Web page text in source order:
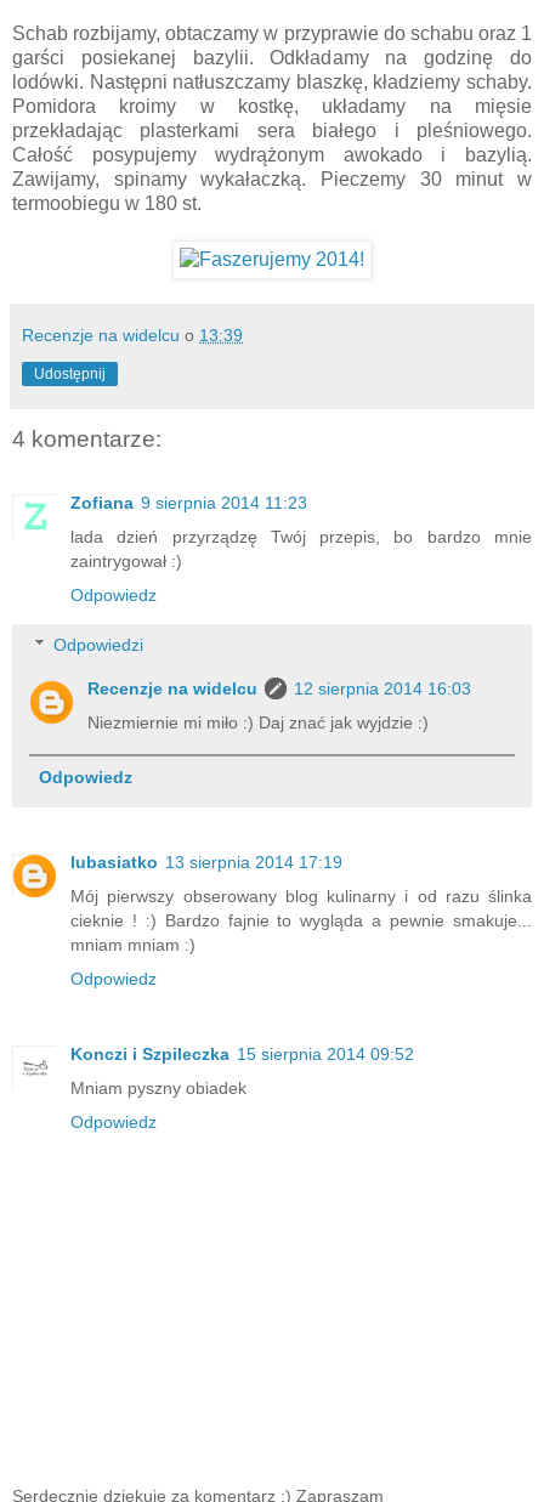
Schab rozbijamy, obtaczamy w przyprawie do schabu oraz 1
garści posiekanej bazylii. Odkładamy na godzinę do
lodówki. Następni natłuszczamy blaszkę, kładziemy schaby.
Pomidora kroimy w kostkę, układamy na mięsie
przekładając plasterkami sera białego i pleśniowego.
Całość posypujemy wydrążonym awokado i bazylią.
Zawijamy, spinamy wykałaczką. Pieczemy 30 minut w
termoobiegu w 180 st.
Recenzje na widelcu o 13:39
Udostępnij
4 komentarze:
Zofiana 9 sierpnia 2014 11:23
lada dzień przyrządzę Twój przepis, bo bardzo mnie
zaintrygował :)
Odpowiedz
Odpowiedzi
Recenzje na widelcu
12 sierpnia 2014 16:03
Niezmiernie mi miło :) Daj znać jak wyjdzie :)
Odpowiedz
lubasiatko 13 sierpnia 2014 17:19
Mój pierwszy obserowany blog kulinarny i od razu ślinka
cieknie ! :) Bardzo fajnie to wygląda a pewnie smakuje...
mniam mniam :)
Odpowiedz
Konczi i Szpileczka 15 sierpnia 2014 09:52
Mniam pyszny obiadek
Odpowiedz
Serdecznie dziękuję za komentarz :) Zapraszam